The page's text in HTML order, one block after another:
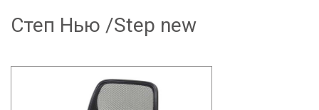
Степ Нью /Step new